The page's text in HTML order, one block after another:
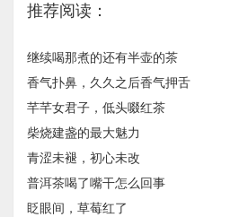
推荐阅读：
继续喝那煮的还有半壶的茶
香气扑鼻，久久之后香气押舌
芊芊女君子，低头啜红茶
柴烧建盏的最大魅力
青涩未褪，初心未改
普洱茶喝了嘴干怎么回事
眨眼间，草莓红了